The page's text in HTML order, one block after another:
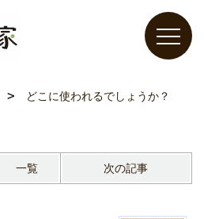
どこに使われるでしょうか？
一覧 次の記事